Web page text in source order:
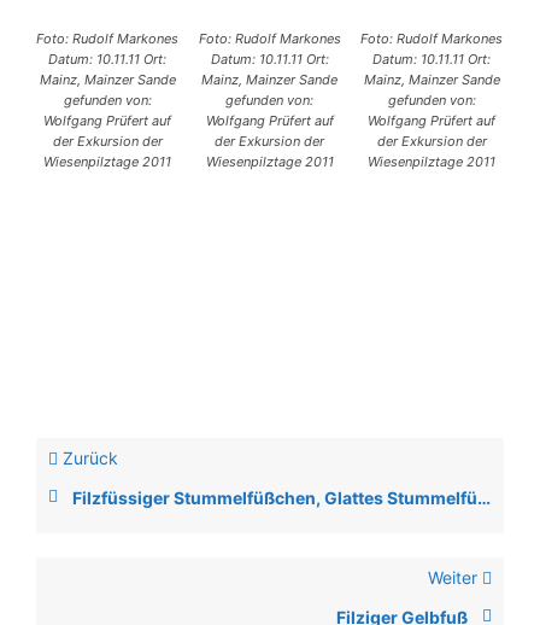
Foto: Rudolf Markones
Datum: 10.11.11 Ort:
Mainz, Mainzer Sande
gefunden von:
Wolfgang Prüfert auf
der Exkursion der
Wiesenpilztage 2011
Foto: Rudolf Markones
Datum: 10.11.11 Ort:
Mainz, Mainzer Sande
gefunden von:
Wolfgang Prüfert auf
der Exkursion der
Wiesenpilztage 2011
Foto: Rudolf Markones
Datum: 10.11.11 Ort:
Mainz, Mainzer Sande
gefunden von:
Wolfgang Prüfert auf
der Exkursion der
Wiesenpilztage 2011
Zurück
Filzfüssiger Stummelfüßchen, Glattes Stummelfüßchen
Weiter
Filziger Gelbfuß